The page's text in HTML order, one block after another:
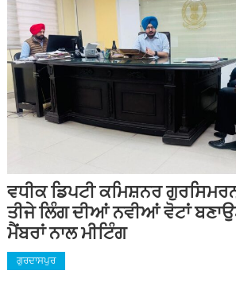
ਵਧੀਕ ਡਿਪਟੀ ਕਮਿਸ਼ਨਰ
ਤੀਜੇ ਲਿੰਗ ਦੀਆਂ ਨਵੀਆਂ ਵੋਟਾਂ
ਮੈਂਬਰਾਂ ਨਾਲ ਮੀਟਿੰਗ
ਗੁਰਦਾਸਪੁਰ